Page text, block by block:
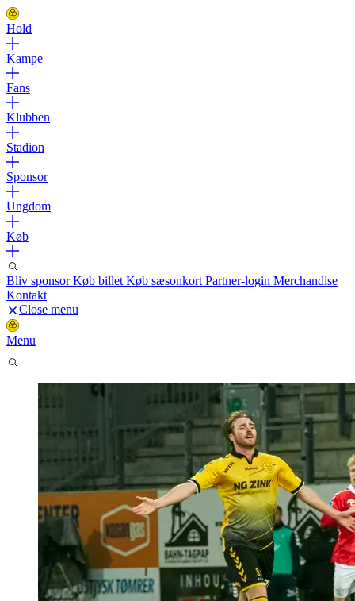
Hold
Kampe
Fans
Klubben
Stadion
Sponsor
Ungdom
Køb
Bliv sponsorKøb billet Køb sæsonkort Partner-login Merchandise
Kontakt
Close menu
Menu